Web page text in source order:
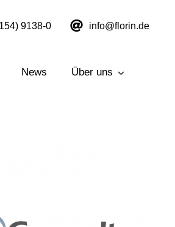
9138-0 info@florin.de
News Über uns